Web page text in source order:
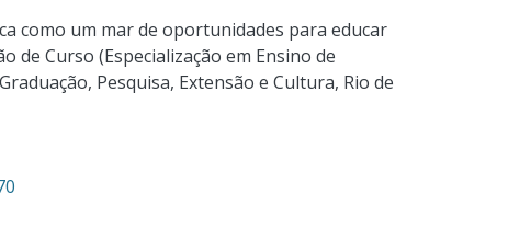
como um mar de oportunidades para educar
de Curso (Especialização em Ensino de
Pesquisa, Extensão e Cultura, Rio de